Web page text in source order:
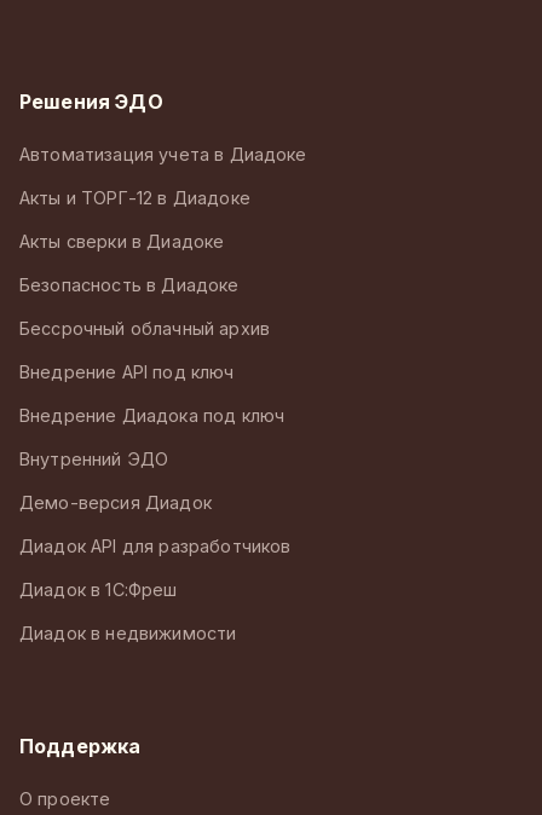
Решения ЭДО
Автоматизация учета в Диадоке
Акты и ТОРГ-12 в Диадоке
Акты сверки в Диадоке
Безопасность в Диадоке
Бессрочный облачный архив
Внедрение API под ключ
Внедрение Диадока под ключ
Внутренний ЭДО
Демо-версия Диадок
Диадок API для разработчиков
Диадок в 1С:Фреш
Диадок в недвижимости
Поддержка
О проекте